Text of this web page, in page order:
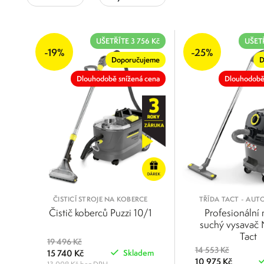
28 626 81 876 108 501
Kärcher HOBBY
-19%
UŠETŘÍTE 3 756 Kč
Doporučujeme
Dlouhodobě snížená cena
ČISTICÍ STROJE NA KOBERCE
Čistič koberců Puzzi 10/1
19 496 Kč
15 740 Kč Skladem
-25%
TŘÍDA TACT -
OKLEP FILTRU
JEMNÝM
Profesionální
suchý vysavač
Tact
14 553 Kč
10 975 Kč